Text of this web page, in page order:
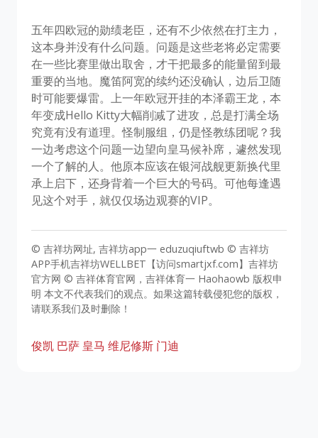
五年四欧冠的勋绩老臣，还有不少依然在打主力，
这本身并没有什么问题。问题是这些老将必定需要
在一些比赛里做出取舍，才干把最多的能量留到最
重要的当地。魔笛阿宽的续约还没确认，边后卫随
时可能要爆雷。上一年欧冠开挂的本泽霸王龙，本
年变成Hello Kitty大幅削减了进攻，总是打满全场
究竟有没有道理。怪制服组，仍是怪教练团呢？我
一边考虑这个问题一边望向皇马候补席，遽然发现
一个了解的人。他原本应该在银河战舰更新换代里
承上启下，还身背着一个巨大的号码。可他每逢遇
见这个对手，就仅仅场边观赛的VIP。
© 吉祥坊网址, 吉祥坊app一 eduzuqiuftwb © 吉祥坊
APP手机吉祥坊WELLBET【访问smartjxf.com】吉祥坊
官方网 © 吉祥体育官网，吉祥体育一 Haohaowb 版权申
明 本文不代表我们的观点。如果这篇转载侵犯您的版权，
请联系我们及时删除！
俊凯 巴萨 皇马 维尼修斯 门迪